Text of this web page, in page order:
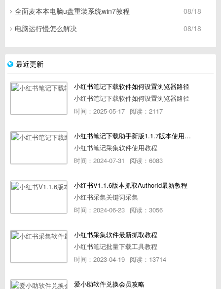
08/18
全面麦本本电脑u盘重装系统win7教程
08/18
电脑运行慢怎么解决
最近更新
小红书笔记下载软件如何设置浏览器路径
小红书笔记下载软件如何设置浏览器路径
时间：2025-05-17 阅读：2117
小红书笔记下载助手新版1.1.7版本使用教程
小红书笔记采集软件使用教程
时间：2024-07-31
阅读：6083
小红书V1.1.6版本抓取AuthorId最新教程
小红书采集关键词采集
时间：2024-06-23 阅读：3056
小红书采集软件最新抓取教程
小红书笔记批量下载工具教程
时间：2023-04-19 阅读：13714
爱小助软件兑换会员攻略